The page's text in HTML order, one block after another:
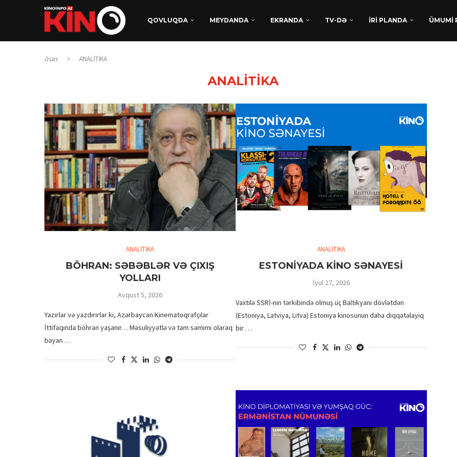
QOVLUQDA MEYDANDA EKRANDA TV-DƏ İRİ PLANDA ÜMUMİ
Əsas ANALİTİKA
ANALİTİKA
ANALİTİKA
BÖHRAN: SƏBƏBLƏR VƏ ÇIXIŞ
YOLLARI
Avqust 5, 2026
Yazırlar və yazdırırlar ki, Azərbaycan Kinematoqrafçılar
İttifaqında böhran yaşanır… Məsuliyyətlə və tam səmimi olaraq
bəyan …
ANALİTİKA
ESTONİYADA KİNO SƏNAYESİ
İyul 27, 2026
Vaxtilə SSRİ-nin tərkibində olmuş üç Baltikyanı dövlətdən
(Estoniya, Latviya, Litva) Estoniya kinosunun daha diqqətəlayiq
bir …
TÜRKAN HÜSEYNDƏN
BEYNƏLXALQ UĞUR:
“XATIRLADIĞINI EŞİT” FİLM
LAYİHƏSİ...
Avqust 5, 2026
HUBERT BALS FUND QALİBİ